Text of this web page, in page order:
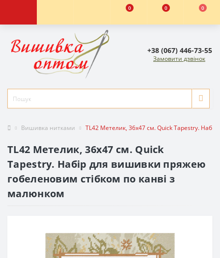
0 0 0
+38 (067) 446-73-55
Замовити дзвінок
Вишивка нитками TL42 Метелик, 36х47 см. Quick Tapestry.
TL42 Метелик, 36х47 см. Quick
Tapestry. Набір для вишивки пряжею
гобеленовим стібком по канві з
малюнком